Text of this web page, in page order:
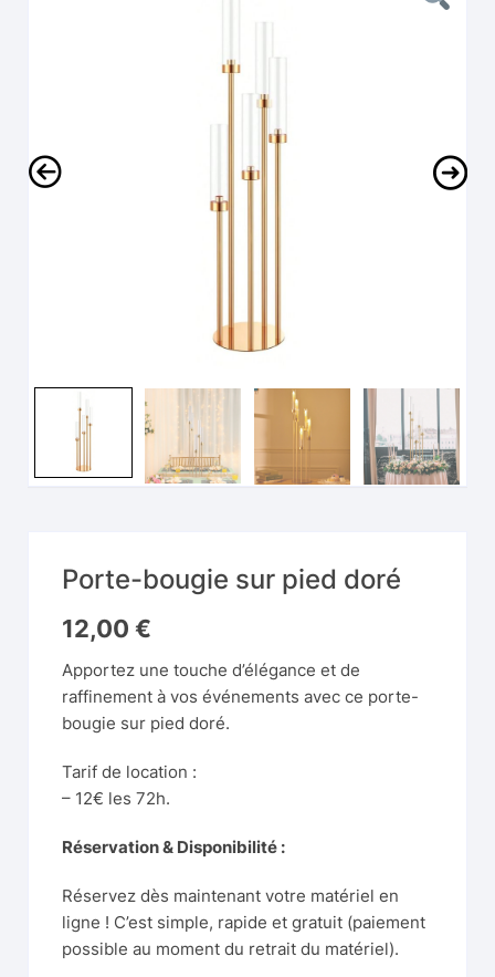
Porte-bougie sur pied doré
12,00 €
Apportez une touche d’élégance et de
raffinement à vos événements avec ce porte-
bougie sur pied doré.
Tarif de location :
– 12€ les 72h.
Réservation & Disponibilité :
Réservez dès maintenant votre matériel en
ligne ! C’est simple, rapide et gratuit (paiement
possible au moment du retrait du matériel).